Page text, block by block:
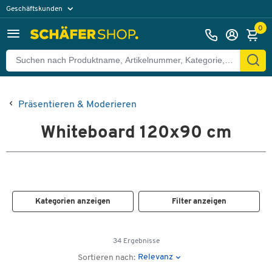
Geschäftskunden
0
Präsentieren & Moderieren
Whiteboard 120x90 cm
Kategorien anzeigen Filter anzeigen
34 Ergebnisse
Sortieren nach: Relevanz